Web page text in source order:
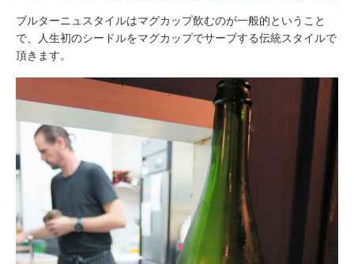
ブルターニュスタイルはマグカップ飲むのが一般的ということ
で、人生初のシードルをマグカップでサーブする伝統スタイルで
頂きます。